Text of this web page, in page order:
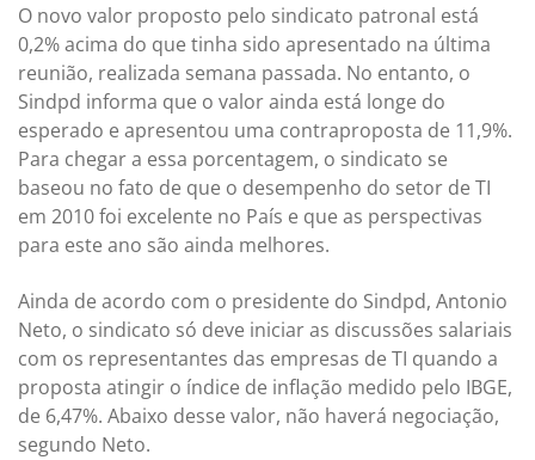
O novo valor proposto pelo sindicato patronal está
0,2% acima do que tinha sido apresentado na última
reunião, realizada semana passada. No entanto, o
Sindpd informa que o valor ainda está longe do
esperado e apresentou uma contraproposta de 11,9%.
Para chegar a essa porcentagem, o sindicato se
baseou no fato de que o desempenho do setor de TI
em 2010 foi excelente no País e que as perspectivas
para este ano são ainda melhores.
Ainda de acordo com o presidente do Sindpd, Antonio
Neto, o sindicato só deve iniciar as discussões salariais
com os representantes das empresas de TI quando a
proposta atingir o índice de inflação medido pelo IBGE,
de 6,47%. Abaixo desse valor, não haverá negociação,
segundo Neto.